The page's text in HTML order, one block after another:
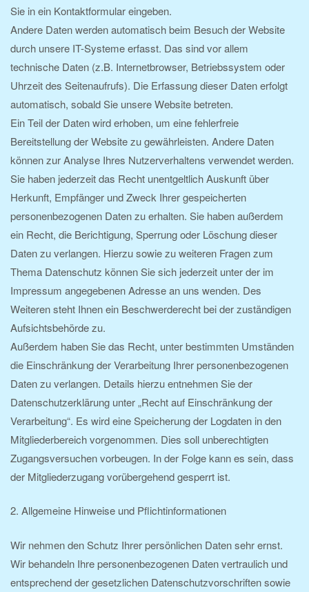
Sie in ein Kontaktformular eingeben.
Andere Daten werden automatisch beim Besuch der Website
durch unsere IT-Systeme erfasst. Das sind vor allem
technische Daten (z.B. Internetbrowser, Betriebssystem oder
Uhrzeit des Seitenaufrufs). Die Erfassung dieser Daten erfolgt
automatisch, sobald Sie unsere Website betreten.
Ein Teil der Daten wird erhoben, um eine fehlerfreie
Bereitstellung der Website zu gewährleisten. Andere Daten
können zur Analyse Ihres Nutzerverhaltens verwendet werden.
Sie haben jederzeit das Recht unentgeltlich Auskunft über
Herkunft, Empfänger und Zweck Ihrer gespeicherten
personenbezogenen Daten zu erhalten. Sie haben außerdem
ein Recht, die Berichtigung, Sperrung oder Löschung dieser
Daten zu verlangen. Hierzu sowie zu weiteren Fragen zum
Thema Datenschutz können Sie sich jederzeit unter der im
Impressum angegebenen Adresse an uns wenden. Des
Weiteren steht Ihnen ein Beschwerderecht bei der zuständigen
Aufsichtsbehörde zu.
Außerdem haben Sie das Recht, unter bestimmten Umständen
die Einschränkung der Verarbeitung Ihrer personenbezogenen
Daten zu verlangen. Details hierzu entnehmen Sie der
Datenschutzerklärung unter „Recht auf Einschränkung der
Verarbeitung“. Es wird eine Speicherung der Logdaten in den
Mitgliederbereich vorgenommen. Dies soll unberechtigten
Zugangsversuchen vorbeugen. In der Folge kann es sein, dass
der Mitgliederzugang vorübergehend gesperrt ist.
2. Allgemeine Hinweise und Pflichtinformationen
Wir nehmen den Schutz Ihrer persönlichen Daten sehr ernst.
Wir behandeln Ihre personenbezogenen Daten vertraulich und
entsprechend der gesetzlichen Datenschutzvorschriften sowie